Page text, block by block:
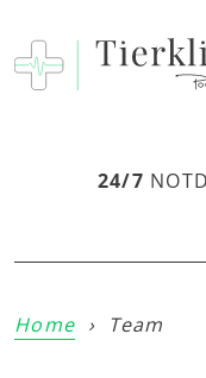
24/7
Home › Team